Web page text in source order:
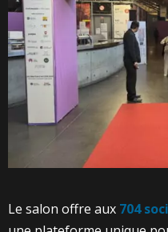
Le salon offre aux 704